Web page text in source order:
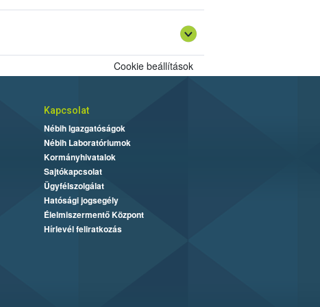
szerepeltetni „Dipteryx alatapörkölt diója
Cookie beállítások
Kapcsolat
Nébih Igazgatóságok
Nébih Laboratóriumok
Kormányhivatalok
Sajtókapcsolat
Ügyfélszolgálat
Hatósági jogsegély
Élelmiszermentő Központ
Hírlevél feliratkozás